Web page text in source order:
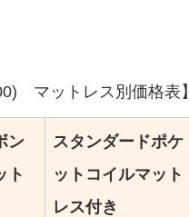
マットレス別価格表】
ン
ト
スタンダードポケ
ットコイルマット
レス付き